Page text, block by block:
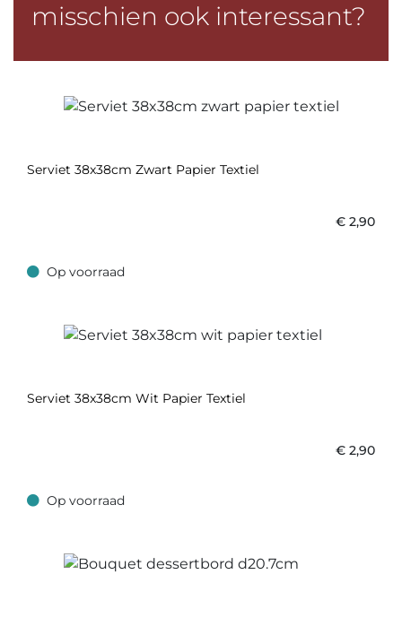
misschien ook interessant?
Serviet 38x38cm Zwart Papier Textiel
€ 2,90
Op voorraad
Op voorraad
Serviet 38x38cm Wit Papier Textiel
€ 2,90
Op voorraad
Op voorraad